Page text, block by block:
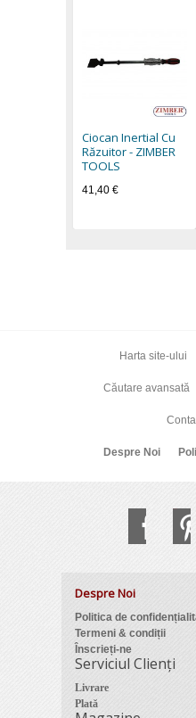
Ciocan Inertial Cu
Răzuitor - ZIMBER
TOOLS
41,40 €
Harta site-ului
Căutare avansată
Despre Noi
Despre Noi
Politica de
Termeni & condiții
Înscrieți-ne
Serviciul Clienți
Livrare
Plată